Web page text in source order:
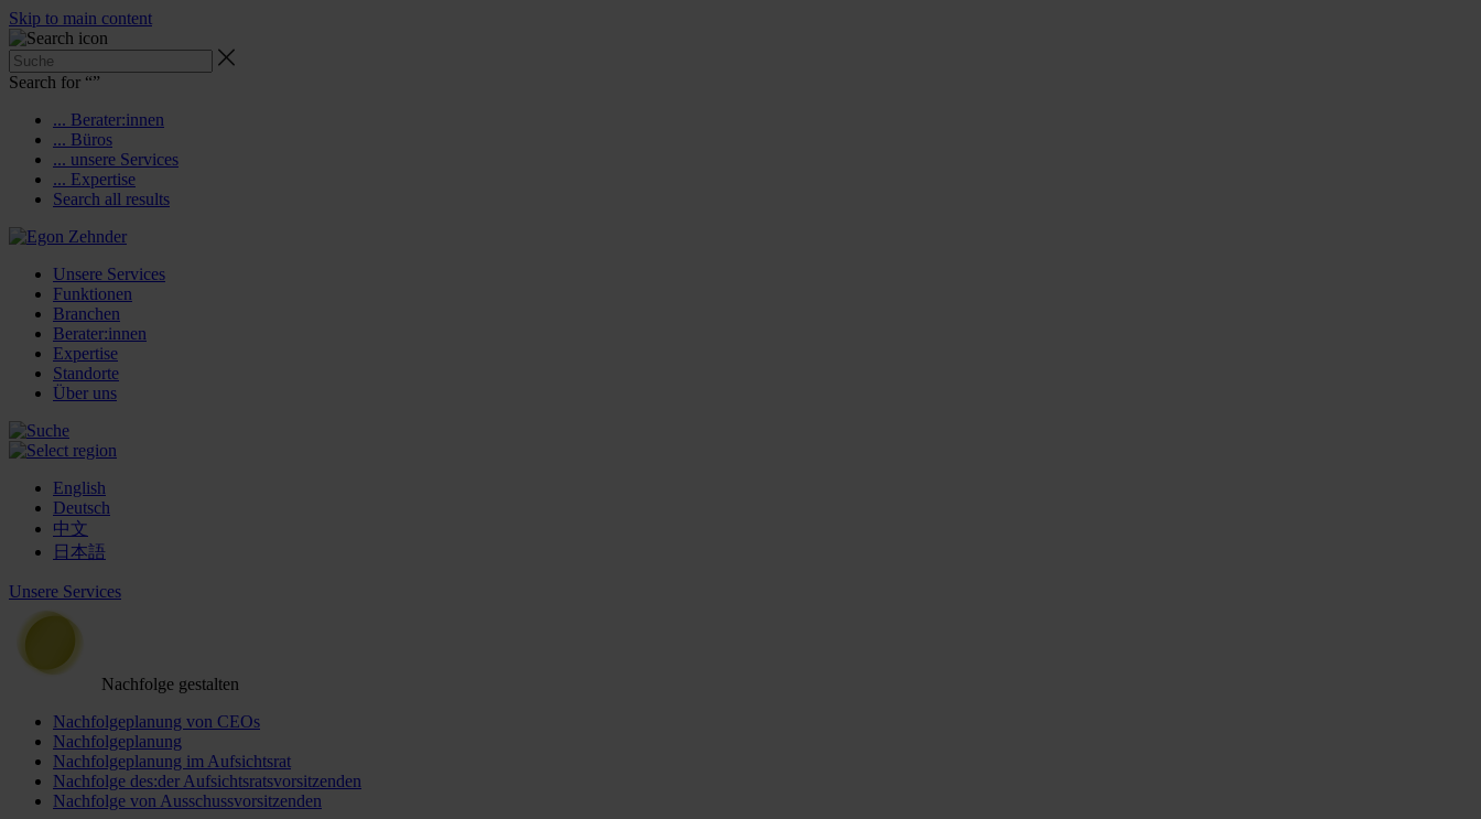
Skip to main content
Search for “”
... Berater:innen
... Büros
... unsere Services
... Expertise
Search all results
Unsere Services
Funktionen
Branchen
Berater:innen
Expertise
Standorte
Über uns
English
Deutsch
中文
日本語
Unsere Services
Nachfolge gestalten
Nachfolgeplanung von CEOs
Nachfolgeplanung
Nachfolgeplanung im Aufsichtsrat
Nachfolge des:der Aufsichtsratsvorsitzenden
Nachfolge von Ausschussvorsitzenden